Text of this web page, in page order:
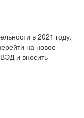
в 2021 году.
на новое
и вносить